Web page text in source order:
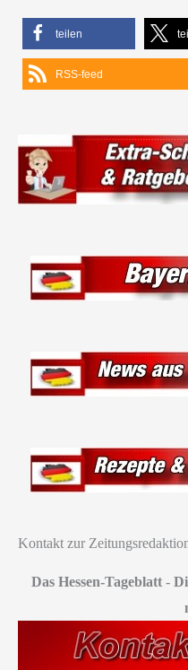
teilen
RSS-feed
Kontakt zur
Das Hessen-Tageblatt -